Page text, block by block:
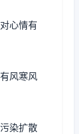
心情有
风寒风
染扩散